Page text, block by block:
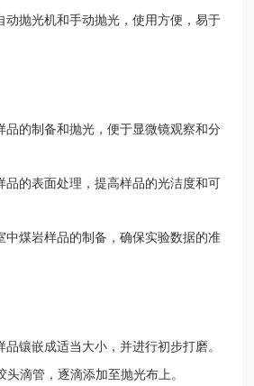
动抛光机和手动抛光，使用方便，易于
品的制备和抛光，便于显微镜观察和分
品的表面处理，提高样品的光洁度和可
中煤岩样品的制备，确保实验数据的准
品镶嵌成适当大小，并进行初步打磨。
头滴管，逐滴添加至抛光布上 。